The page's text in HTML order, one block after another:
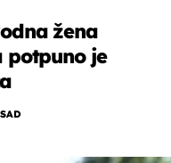
žena
potpuno je